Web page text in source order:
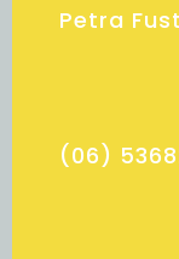
Petra
(06)